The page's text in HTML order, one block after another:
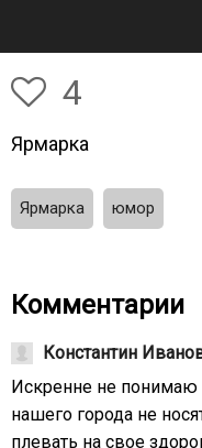
4
Ярмарка
Ярмарка юмор
Комментарии
Константин
Искренне не
нашего города не
плевать на свое